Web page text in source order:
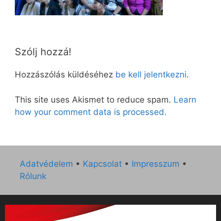
Szólj hozzá!
Hozzászólás küldéséhez be kell jelentkezni.
This site uses Akismet to reduce spam. Learn
how your comment data is processed.
Adatvédelem • Kapcsolat • Impresszum •
Rólunk